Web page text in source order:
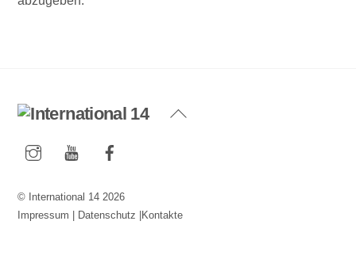
Back
InstagramYouTube
© International 14 2026
Impressum
Datenschutz Kontakte